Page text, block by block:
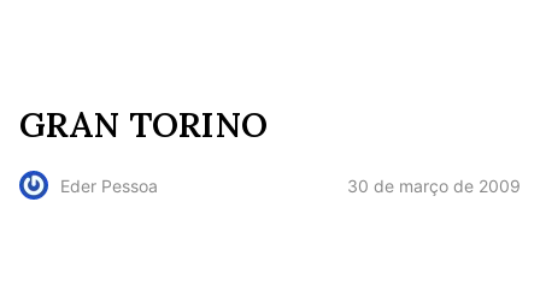
GRAN TORINO
Eder Pessoa 30 de março de 2009